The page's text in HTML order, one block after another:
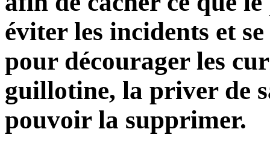
éviter les incidents et
pour décourager les
guillotine, la priver de
pouvoir la supprimer.